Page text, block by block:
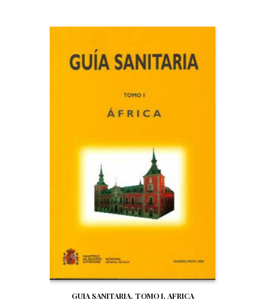
GUIA SANITARIA. TOMO I. AFRICA